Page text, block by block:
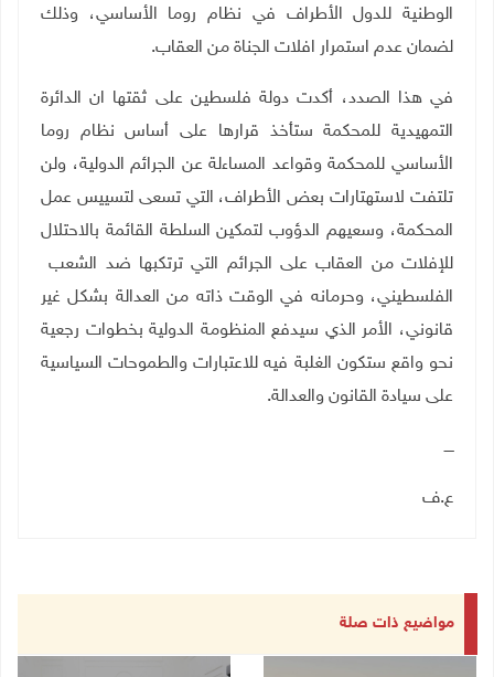
الوطنية للدول الأطراف في نظام روما الأساسي، وذلك
لضمان عدم استمرار افلات الجناة من العقاب.
في هذا الصدد، أكدت دولة فلسطين على ثقتها ان الدائرة
التمهيدية للمحكمة ستأخذ قرارها على أساس نظام روما
الأساسي للمحكمة وقواعد المساءلة عن الجرائم الدولية، ولن
تلتفت لاستهتارات بعض الأطراف، التي تسعى لتسييس عمل
المحكمة، وسعيهم الدؤوب لتمكين السلطة القائمة بالاحتلال
للإفلات من العقاب على الجرائم التي ترتكبها ضد الشعب
الفلسطيني، وحرمانه في الوقت ذاته من العدالة بشكل غير
قانوني، الأمر الذي سيدفع المنظومة الدولية بخطوات رجعية
نحو واقع ستكون الغلبة فيه للاعتبارات والطموحات السياسية
على سيادة القانون والعدالة.
ــــ
ع.ف
مواضيع ذات صلة